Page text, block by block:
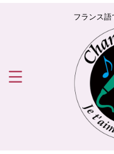
フランス